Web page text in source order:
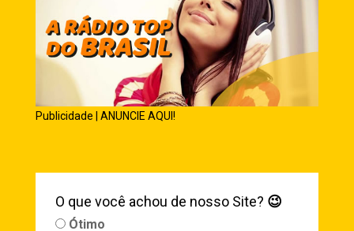
Publicidade | ANUNCIE AQUI!
O que você achou de nosso Site? 😉
Ótimo